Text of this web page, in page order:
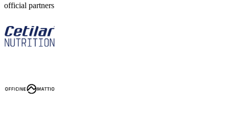
official partners